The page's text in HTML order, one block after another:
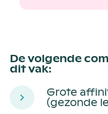
De volgende
dit vak:
Grote
(gezonde